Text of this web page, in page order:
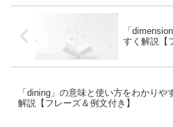
「
すく解説【
「dining」の意味と使い方をわかりや
解説【フレーズ＆例文付き】